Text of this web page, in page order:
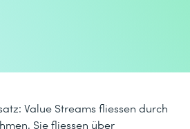
Value Streams fliessen durch
Sie fliessen über